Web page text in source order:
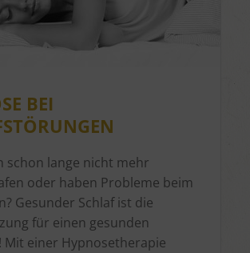
BEI
schon lange nicht mehr
oder haben Probleme beim
Gesunder Schlaf ist die
für einen gesunden
Mit einer Hypnosetherapie
von Profilen zur Auswahl personalisierter
Profilen zur Personalisierung von Inhalten
von Profilen zur Auswahl personalisierter Inhalte
Quellen
Verbesserung der Angebote
reduzierter Daten zur Auswahl von Inhalten
genauer Standortdaten
zur Identifikation aktiv abfragen